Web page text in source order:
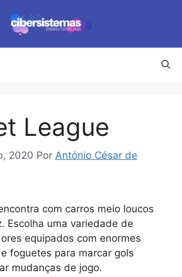
League
2020 Por António César de
com carros meio loucos
Escolha uma variedade de
equipados com enormes
foguetes para marcar gols
mudanças de jogo.